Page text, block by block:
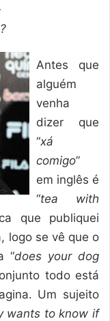
Antes que
alguém
venha
dizer que
“xá
comigo”
em inglês é
“tea with
que publiquei
logo se vê que o
“does your dog
todo está
Um sujeito
wants to know if